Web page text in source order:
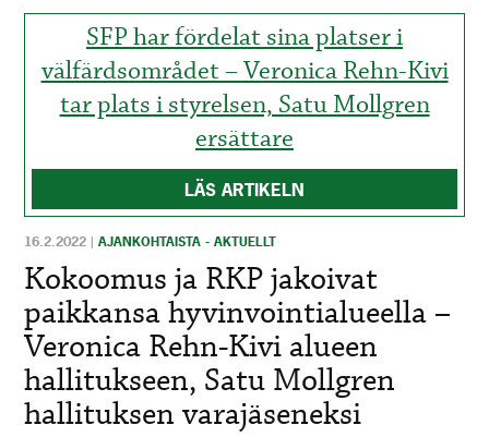
SFP har fördelat sina platser i
välfärdsområdet – Veronica Rehn-Kivi
tar plats i styrelsen, Satu Mollgren
ersättare
LÄS ARTIKELN
16.2.2022 |AJANKOHTAISTA - AKTUELLT
Kokoomus ja RKP jakoivat
paikkansa hyvinvointialueella –
Veronica Rehn-Kivi alueen
hallitukseen, Satu Mollgren
hallituksen varajäseneksi